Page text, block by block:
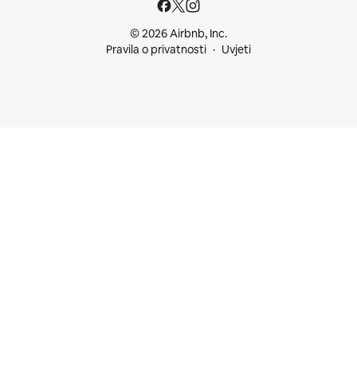
© 2026 Airbnb, Inc.
Pravila o privatnosti
Uvjeti